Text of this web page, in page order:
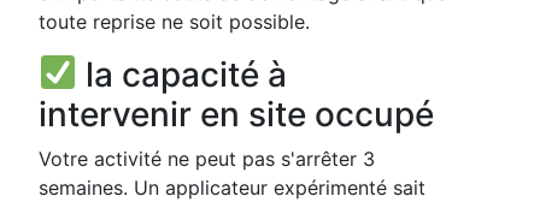
toute reprise ne soit possible.
la capacité à
intervenir en site occupé
Votre activité ne peut pas s'arrêter 3
semaines. Un applicateur expérimenté sait